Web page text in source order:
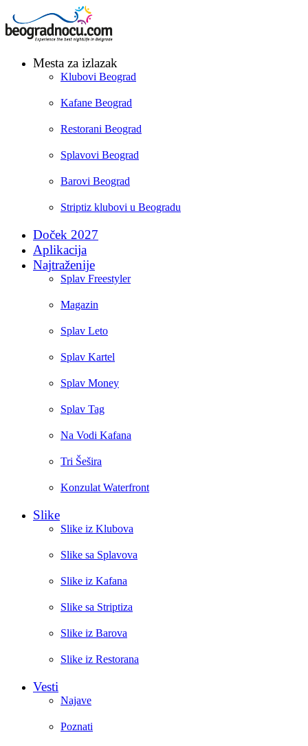
Mesta za izlazak
Klubovi Beograd
Kafane Beograd
Restorani Beograd
Splavovi Beograd
Barovi Beograd
Striptiz klubovi u Beogradu
Doček 2027
Aplikacija
Najtraženije
Splav Freestyler
Magazin
Splav Leto
Splav Kartel
Splav Money
Splav Tag
Na Vodi Kafana
Tri Šešira
Konzulat Waterfront
Slike
Slike iz Klubova
Slike sa Splavova
Slike iz Kafana
Slike sa Striptiza
Slike iz Barova
Slike iz Restorana
Vesti
Najave
Poznati